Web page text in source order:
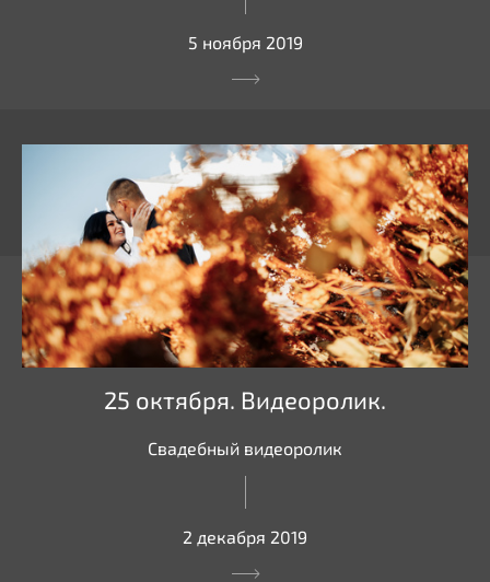
5 ноября 2019
25 октября. Видеоролик.
Свадебный видеоролик
2 декабря 2019